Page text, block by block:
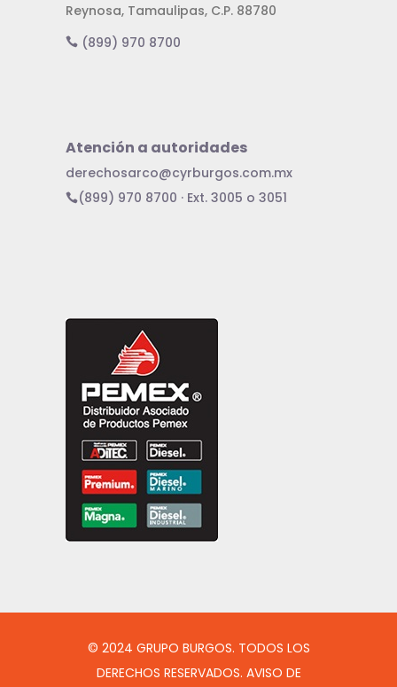
Reynosa, Tamaulipas, C.P. 88780
(899) 970 8700
Atención a autoridades
derechosarco@cyrburgos.com.mx
(899) 970 8700 · Ext. 3005 o 3051
© 2024 GRUPO BURGOS. TODOS LOS
DERECHOS RESERVADOS. AVISO DE